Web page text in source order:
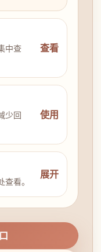
中查
查看
少回
使用
看。
展开